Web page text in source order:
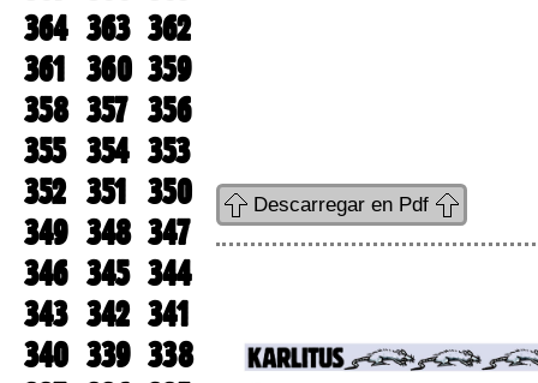
364 363 362
361 360 359
358 357 356
355 354 353
352 351 350
349 348 347
346 345 344
343 342 341
340 339 338
Descarregar en Pdf